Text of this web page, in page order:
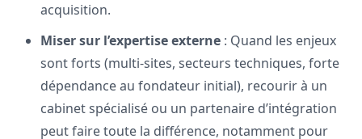
acquisition.
Miser sur l’expertise externe : Quand les enjeux
sont forts (multi-sites, secteurs techniques, forte
dépendance au fondateur initial), recourir à un
cabinet spécialisé ou un partenaire d’intégration
peut faire toute la différence, notamment pour